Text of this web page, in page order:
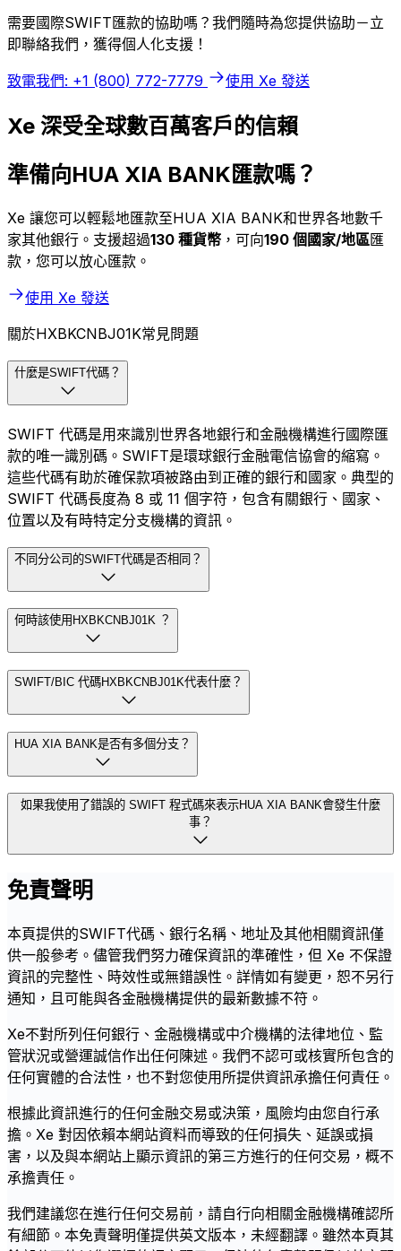
需要國際SWIFT匯款的協助嗎？我們隨時為您提供協助－立
即聯絡我們，獲得個人化支援！
致電我們: +1 (800) 772-7779 使用 Xe 發送
Xe 深受全球數百萬客戶的信賴
準備向HUA XIA BANK匯款嗎？
Xe 讓您可以輕鬆地匯款至HUA XIA BANK和世界各地數千
家其他銀行。支援超過130 種貨幣 ，可向190 個國家/地區匯
款，您可以放心匯款。
使用 Xe 發送
關於HXBKCNBJ01K常見問題
什麼是SWIFT代碼？
SWIFT 代碼是用來識別世界各地銀行和金融機構進行國際匯
款的唯一識別碼。SWIFT是環球銀行金融電信協會的縮寫。
這些代碼有助於確保款項被路由到正確的銀行和國家。典型的
SWIFT 代碼長度為 8 或 11 個字符，包含有關銀行、國家、
位置以及有時特定分支機構的資訊。
不同分公司的SWIFT代碼是否相同？
何時該使用HXBKCNBJ01K ？
SWIFT/BIC 代碼HXBKCNBJ01K代表什麼？
HUA XIA BANK是否有多個分支？
如果我使用了錯誤的 SWIFT 程式碼來表示HUA XIA BANK會發生什麼
事？
免責聲明
本頁提供的SWIFT代碼、銀行名稱、地址及其他相關資訊僅
供一般參考。儘管我們努力確保資訊的準確性，但 Xe 不保證
資訊的完整性、時效性或無錯誤性。詳情如有變更，恕不另行
通知，且可能與各金融機構提供的最新數據不符。
Xe不對所列任何銀行、金融機構或中介機構的法律地位、監
管狀況或營運誠信作出任何陳述。我們不認可或核實所包含的
任何實體的合法性，也不對您使用所提供資訊承擔任何責任。
根據此資訊進行的任何金融交易或決策，風險均由您自行承
擔。Xe 對因依賴本網站資料而導致的任何損失、延誤或損
害，以及與本網站上顯示資訊的第三方進行的任何交易，概不
承擔責任。
我們建議您在進行任何交易前，請自行向相關金融機構確認所
有細節。本免責聲明僅提供英文版本，未經翻譯。雖然本頁其